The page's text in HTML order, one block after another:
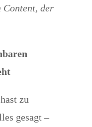
Content, der
zu
gesagt –